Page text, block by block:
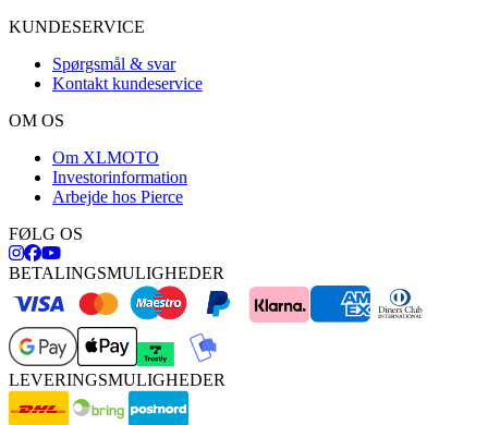
KUNDESERVICE
Spørgsmål & svar
Kontakt kundeservice
OM OS
Om XLMOTO
Investorinformation
Arbejde hos Pierce
FØLG OS
BETALINGSMULIGHEDER
LEVERINGSMULIGHEDER